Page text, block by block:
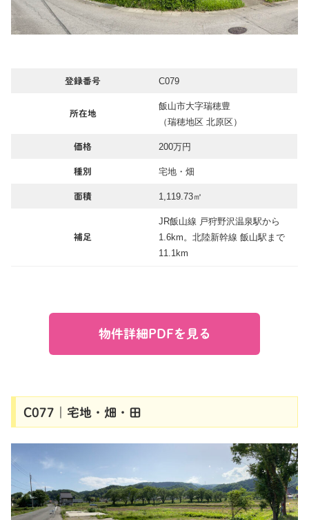
登録番号 C079
所在地
飯山市大字瑞穂豊
（瑞穂地区 北原区）
価格 200万円
種別 宅地・畑
面積 1,119.73㎡
補足
JR飯山線 戸狩野沢温泉駅から
1.6km。北陸新幹線 飯山駅まで
11.1km
物件詳細PDFを見る
C077｜宅地・畑・田